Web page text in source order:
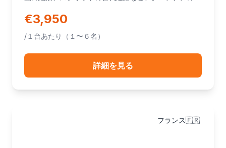
€3,950
/１台あたり（１〜６名）
詳細を見る
フランス🇫🇷